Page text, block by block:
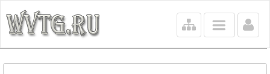
Main
menu